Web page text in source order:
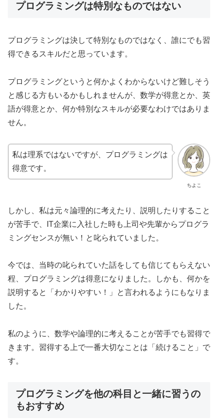
プログラミングは特別なものではない
プログラミングは決して特別なものではなく、誰にでも習
得できるスキルだと思っています。
プログラミングというと何かよくわからないけど難しそう
と感じる方もいるかもしれませんが、数学が得意とか、英
語が得意とか、何か特別なスキルが必要なわけではありま
せん。
ちよこ
私は理系ではないですが、プログラミングは
得意です。
しかし、私は元々論理的に考えたり、説明したりすること
が苦手で、IT企業に入社した時も上司や先輩からプログラ
ミングセンスが無い！と叱られていました。
今では、当時の叱られていた話をしても信じてもらえない
程、プログラミングは得意になりました。しかも、何かを
説明すると「わかりやすい！」と言われるようにもなりま
した。
私のように、数学や論理的に考えることが苦手でも習得で
きます。習得する上で一番大切なことは「続けること」で
す。
プログラミングを他の科目と一緒に習うの
もおすすめ